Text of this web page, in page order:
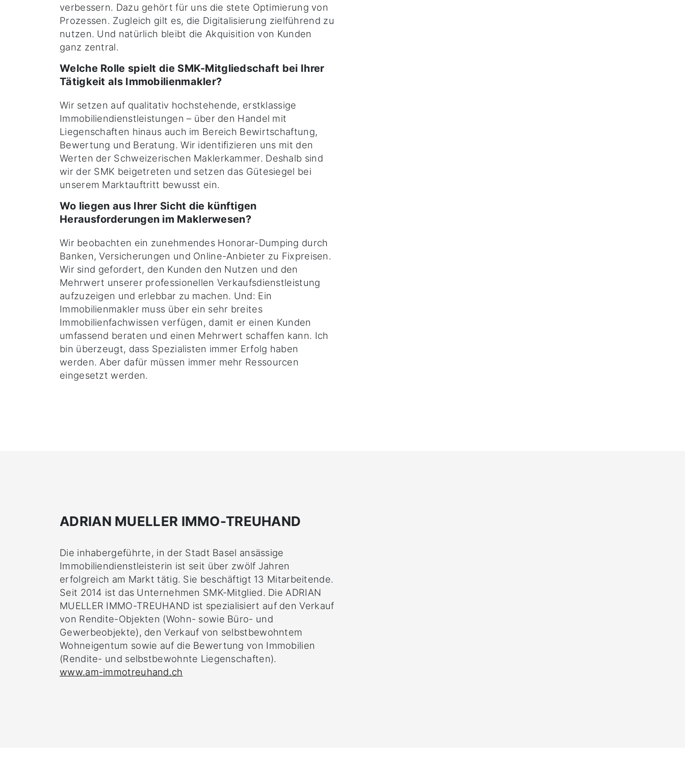
verbessern. Dazu gehört für uns die stete Optimierung von
Prozessen. Zugleich gilt es, die Digitalisierung zielführend zu
nutzen. Und natürlich bleibt die Akquisition von Kunden
ganz zentral.
Welche Rolle spielt die SMK-Mitgliedschaft bei Ihrer
Tätigkeit als Immobilienmakler?
Wir setzen auf qualitativ hochstehende, erstklassige
Immobiliendienstleistungen – über den Handel mit
Liegenschaften hinaus auch im Bereich Bewirtschaftung,
Bewertung und Beratung. Wir identifizieren uns mit den
Werten der Schweizerischen Maklerkammer. Deshalb sind
wir der SMK beigetreten und setzen das Gütesiegel bei
unserem Marktauftritt bewusst ein.
Wo liegen aus Ihrer Sicht die künftigen
Herausforderungen im Maklerwesen?
Wir beobachten ein zunehmendes Honorar-Dumping durch
Banken, Versicherungen und Online-Anbieter zu Fixpreisen.
Wir sind gefordert, den Kunden den Nutzen und den
Mehrwert unserer professionellen Verkaufsdienstleistung
aufzuzeigen und erlebbar zu machen. Und: Ein
Immobilienmakler muss über ein sehr breites
Immobilienfachwissen verfügen, damit er einen Kunden
umfassend beraten und einen Mehrwert schaffen kann. Ich
bin überzeugt, dass Spezialisten immer Erfolg haben
werden. Aber dafür müssen immer mehr Ressourcen
eingesetzt werden.
ADRIAN MUELLER IMMO-TREUHAND
Die inhabergeführte, in der Stadt Basel ansässige
Immobiliendienstleisterin ist seit über zwölf Jahren
erfolgreich am Markt tätig. Sie beschäftigt 13 Mitarbeitende.
Seit 2014 ist das Unternehmen SMK-Mitglied. Die ADRIAN
MUELLER IMMO-TREUHAND ist spezialisiert auf den Verkauf
von Rendite-Objekten (Wohn- sowie Büro- und
Gewerbeobjekte), den Verkauf von selbstbewohntem
Wohneigentum sowie auf die Bewertung von Immobilien
(Rendite- und selbstbewohnte Liegenschaften).
www.am-immotreuhand.ch